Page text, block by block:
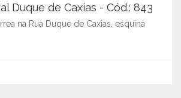
Duque de Caxias - Cód.: 843
na Rua Duque de Caxias, esquina